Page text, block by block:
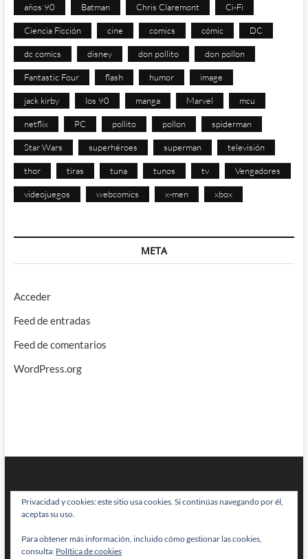
años 90 Batman Chris Claremont Ci-Fi
Ciencia Ficción cine comics cómic DC
dc comics disney don pollito don pollon
Fantastic Four flash humor image
jack kirby los 90 manga Marvel mcu
netflix PC pollito pollon spiderman
Star Wars superhéroes superman televisión
thor tiras tuna tunos tv Vengadores
videojuegos webcomics x-men xbox
META
Acceder
Feed de entradas
Feed de comentarios
WordPress.org
BRAINSTOMPING| Diseñado por:Theme Freesia|WordPress| © Todos
los derechos reservados
Privacidad y cookies: este sitio usa cookies. Si continúas navegando por él,
aceptas su uso.
Para obtener más información, incluido cómo gestionar las cookies,
consulta: Política de cookies